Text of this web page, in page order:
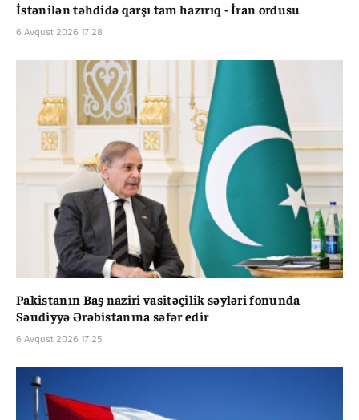
İstənilən təhdidə qarşı tam hazırıq - İran ordusu
6 Avqust 2026 17:28
Pakistanın Baş naziri vasitəçilik səyləri fonunda
Səudiyyə Ərəbistanına səfər edir
6 Avqust 2026 17:25